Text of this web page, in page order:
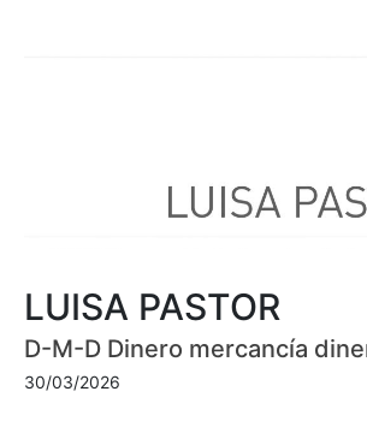
LUISA PASTOR
D-M-D Dinero mercancía
30/03/2026